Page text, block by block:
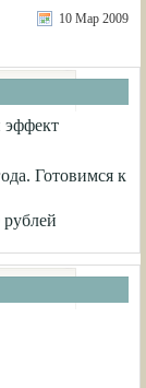
10 Мар 2009
эффект
Готовимся к